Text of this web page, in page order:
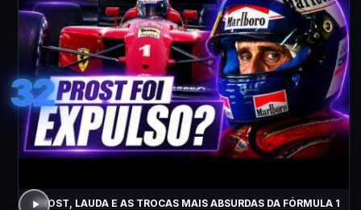
32
PROST, LAUDA E AS TROCAS MAIS ABSURDAS DA FÓRMULA 1